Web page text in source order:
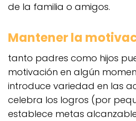
de la familia o amigos.
Mantener la
tanto padres como hijos
motivación en algún
introduce variedad en las
celebra los logros (por
establece metas